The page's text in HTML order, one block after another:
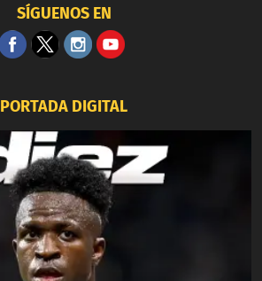
SÍGUENOS EN
PORTADA DIGITAL